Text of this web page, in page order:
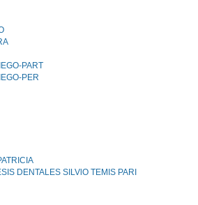
PART
PER
DENTALES SILVlO TEMIS PARI